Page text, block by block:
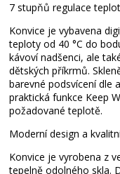
7 stupňů regulace
Konvice je vybavena
teploty od 40 °C do
kávoví nadšenci, ale
dětských příkrmů.
barevné podsvícení dle
praktická funkce Keep
požadované teplotě.
Moderní design a
Konvice je vyrobena z
tepelně odolného skla.